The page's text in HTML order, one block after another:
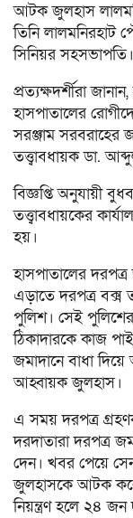
আটক জুলহাস
তিনি
সিনিয়র সহসভাপতি।
প্রত্যক্ষদর্শীরা
হাসপাতালের
সরঞ্জাম সরবরাহের
তত্ত্বাবধায়ক ডা.
বিজ্ঞপ্তি অনুযায়ী
তত্ত্বাবধায়কের
হয়।
হাসপাতালের
এড়াতে দরপত্র বক্স
পুলিশ। সেই পুলিশের
ঠিকাদারকে কাজ
জমাদানে বাধা
আহ্বায়ক জুলহাস।
এ সময় দরপত্র
দরদাতারা দরপত্র
দেন। খবর পেয়ে
জুলহাসকে আটক করে
নিয়ন্ত্রণ হলে ২৪